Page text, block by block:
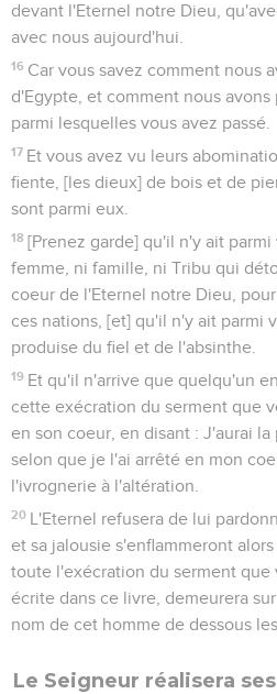
devant l'Eternel notre Dieu,
avec nous aujourd'hui.
16 Car vous savez comment nous
d'Egypte, et comment nous avons
parmi lesquelles vous avez passé.
17 Et vous avez vu leurs
fiente, [les dieux] de bois et de
sont parmi eux.
18 [Prenez garde] qu'il n'y ait
femme, ni famille, ni Tribu qui
coeur de l'Eternel notre Dieu,
ces nations, [et] qu'il n'y ait parmi
produise du fiel et de l'absinthe.
19 Et qu'il n'arrive que quelqu'un
cette exécration du serment que
en son coeur, en disant : J'aurai
selon que je l'ai arrêté en mon
l'ivrognerie à l'altération.
20 L'Eternel refusera de lui
et sa jalousie s'enflammeront
toute l'exécration du serment que
écrite dans ce livre, demeurera
nom de cet homme de dessous
Le Seigneur réalisera